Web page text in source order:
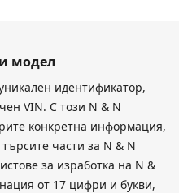
модел
идентификатор,
VIN. С този N & N
конкретна информация,
части за N & N
за изработка на N &
от 17 цифри и букви,